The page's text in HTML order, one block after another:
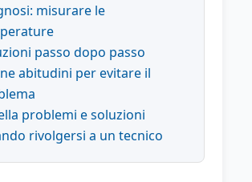
misurare le
passo dopo passo
abitudini per evitare il
problemi e soluzioni
rivolgersi a un tecnico